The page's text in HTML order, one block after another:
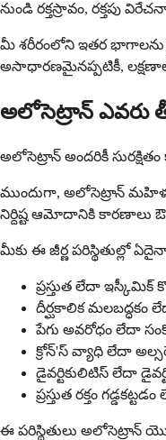
నుండి రక్తస్రావం, రక్తపు
మీ శరీరంలోని ఇతర భాగాలను
అసాధారణమైనప్పటికీ,
అలోసెట్రాన్ ఎవరు
అలోసెట్రాన్ అందరికీ
ముందుగా, అలోసెట్రాన్
నిర్దిష్ట ఆమోదానికి కారణాలు
మీకు ఈ జీర్ణ పరిస్థితుల్లో
ప్రస్తుత లేదా ఇస్కీమిక్
దీర్ఘకాలిక మలబద్ధకం
పేగు అవరోధం లేదా
క్రోన్'స్ వ్యాధి లేదా
డైవర్టికులిటిస్ లేదా
ప్రస్తుత రక్తం
ఈ పరిస్థితులు అలోసెట్రాన్